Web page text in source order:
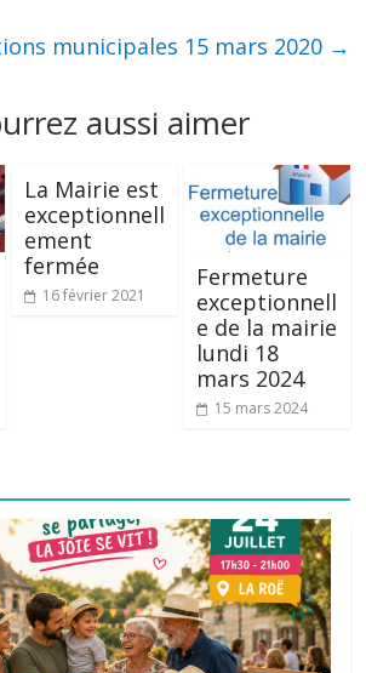
municipales 15 mars 2020 →
aussi aimer
La Mairie est
exceptionnell
ement
fermée
16 février 2021
Fermeture
exceptionnell
e de la mairie
lundi 18
mars 2024
15 mars 2024